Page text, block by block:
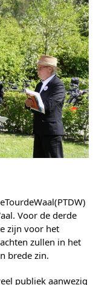
Voor de derde
zijn voor het
zullen in het
brede zin.
publiek aanwezig